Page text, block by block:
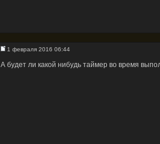
1 февраля 2016 06:44
А будет ли какой нибудь таймер во время